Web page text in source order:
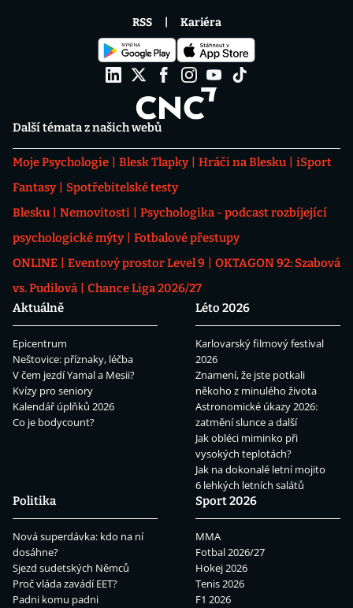
Další témata z našich webů
Moje Psychologie Blesk Tlapky Hráči na Blesku
iSport
Fantasy
Spotřebitelské testy
Blesku
Nemovitosti
Psychologika - podcast rozbíjející
psychologické mýty
Fotbalové přestupy
ONLINE
Eventový prostor Level 9
OKTAGON 92: Szabová
vs. Pudilová
Chance Liga 2026/27
Aktuálně
Epicentrum
Neštovice: příznaky, léčba
V čem jezdí Yamal a Mesii?
Kvízy pro seniory
Kalendář úplňků 2026
Co je bodycount?
Léto 2026
Karlovarský filmový festival
2026
Znamení, že jste potkali
někoho z minulého života
Astronomické úkazy 2026:
zatmění slunce a další
Jak obléci miminko při
vysokých teplotách?
Jak na dokonalé letní mojito
6 lehkých letních salátů
Politika
Nová superdávka: kdo na ní
dosáhne?
Sjezd sudetských Němců
Proč vláda zavádí EET?
Padni komu padni
Sport 2026
MMA
Fotbal 2026/27
Hokej 2026
Tenis 2026
F1 2026
RSS Kariéra